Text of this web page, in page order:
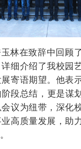
林在致辞中回顾
细介绍了我校园
寄语期望。他表
段总结，更是谋
议为纽带，深化
高质量发展，助